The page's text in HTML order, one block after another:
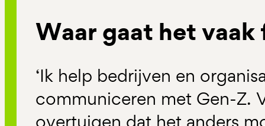
Waar gaat het
‘Ik help bedrijven en
communiceren met Gen-Z.